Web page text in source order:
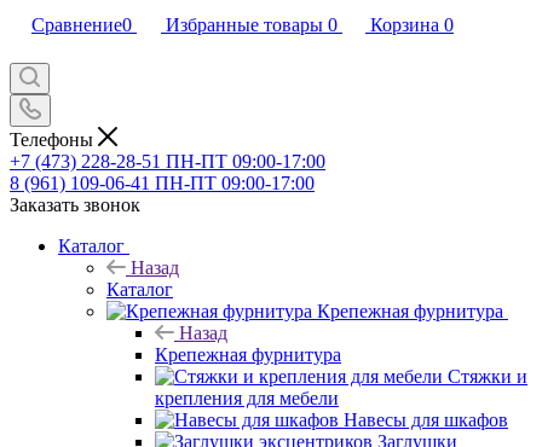
Сравнение0 Избранные товары 0 Корзина 0
Телефоны
+7 (473) 228-28-51 ПН-ПТ 09:00-17:00
8 (961) 109-06-41 ПН-ПТ 09:00-17:00
Заказать звонок
Каталог
Назад
Каталог
Крепежная фурнитура
Назад
Крепежная фурнитура
Стяжки и
крепления для мебели
Навесы для шкафов
Заглушки